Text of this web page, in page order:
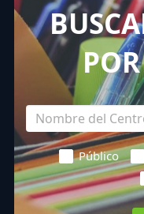
Público